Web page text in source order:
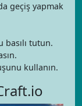
geçiş yapmak
tutun.
kullanın.